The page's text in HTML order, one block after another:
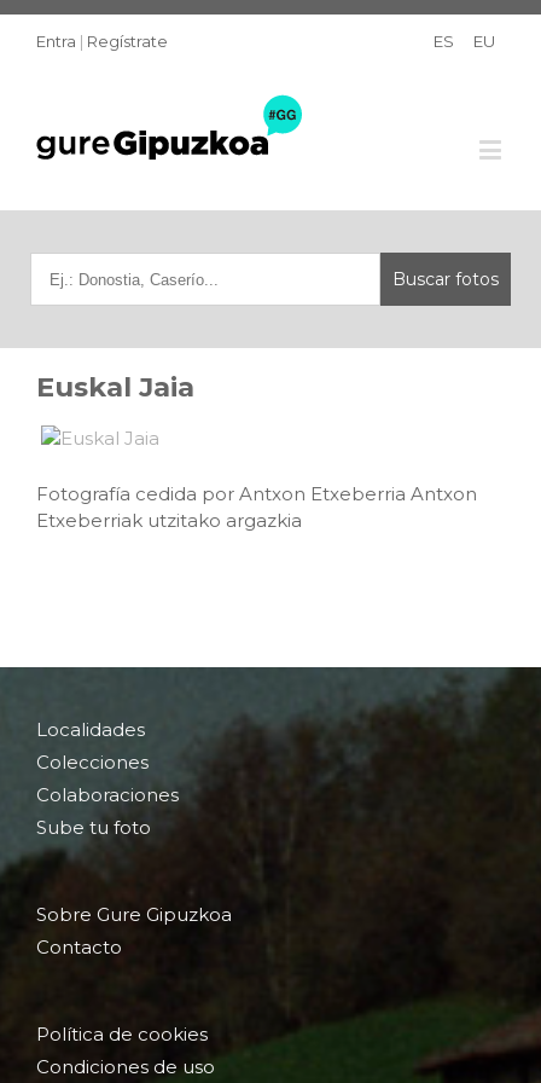
Entra | Regístrate ES EU
Euskal Jaia
Fotografía cedida por Antxon Etxeberria Antxon
Etxeberriak utzitako argazkia
Localidades
Colecciones
Colaboraciones
Sube tu foto
Sobre Gure Gipuzkoa
Contacto
Política de cookies
Condiciones de uso